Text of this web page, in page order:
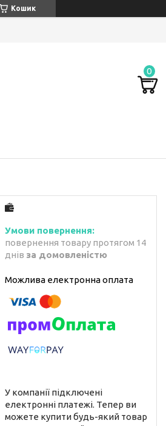
Кошик
повернення товару протягом 14
днів за домовленістю
У компанії підключені
електронні платежі. Тепер ви
можете купити будь-який товар